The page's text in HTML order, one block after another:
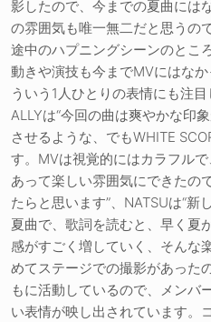
影したので、今までの夏曲には
の雰囲気も唯一無二だと思うの
途中のハプニングシーンのとこ
動きや演技も今までMVにはな
ういう1人ひとりの表情にも注目
ALLYは“今回の曲は爽やかな印
させるような、でもWHITE
す。MVは視覚的にはカラフル
あって楽しい雰囲気にできたの
たらと思います”、NATSUは“
夏曲で、歌詞を読むと、早く夏
感がすごく増していく、そんな
めてステージでの撮影があった
もに活動しているので、メンバ
い表情が映し出されています。